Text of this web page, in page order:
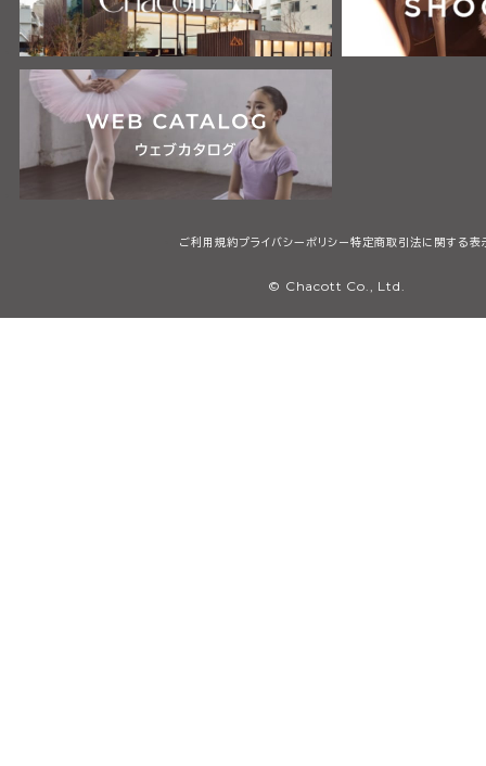
ご利用規約プライバシーポリシー特定商取引法に関する表
© Chacott Co., Ltd.